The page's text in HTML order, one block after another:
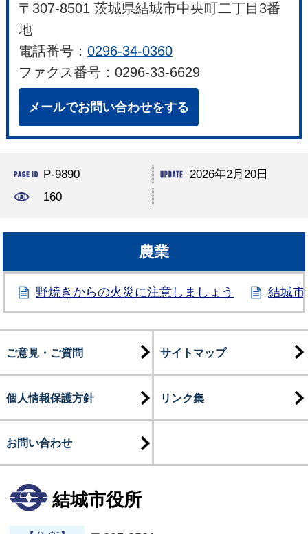
〒307-8501 茨城県結城市中央町二丁目3番
地
電話番号：0296-34-0360
ファクス番号：0296-33-6629
メールでお問い合わせをする
P-9890
2026年2月20日
160
農業
野焼きからの火災に注意しましょう 結城
ご意見・ご質問 サイトマップ
個人情報保護方針 リンク集
お問い合わせ
結城市役所